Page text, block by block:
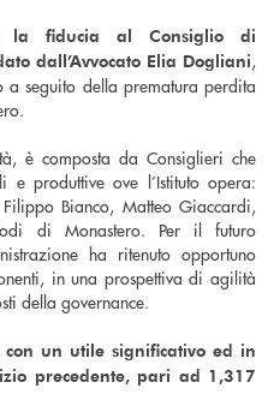
la fiducia al Consiglio di
dall’Avvocato Elia Dogliani,
a seguito della prematura perdita
è composta da Consiglieri che
e produttive ove l’Istituto opera:
Bianco, Matteo Giaccardi,
di Monastero. Per il futuro
ha ritenuto opportuno
in una prospettiva di agilità
della governance.
con un utile significativo ed in
precedente, pari ad 1,317